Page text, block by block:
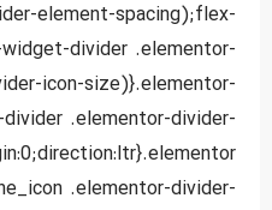
element-spacing);flex-
divider .elementor-
icon-size)}.elementor-
.elementor-divider-
.elementor-divider-